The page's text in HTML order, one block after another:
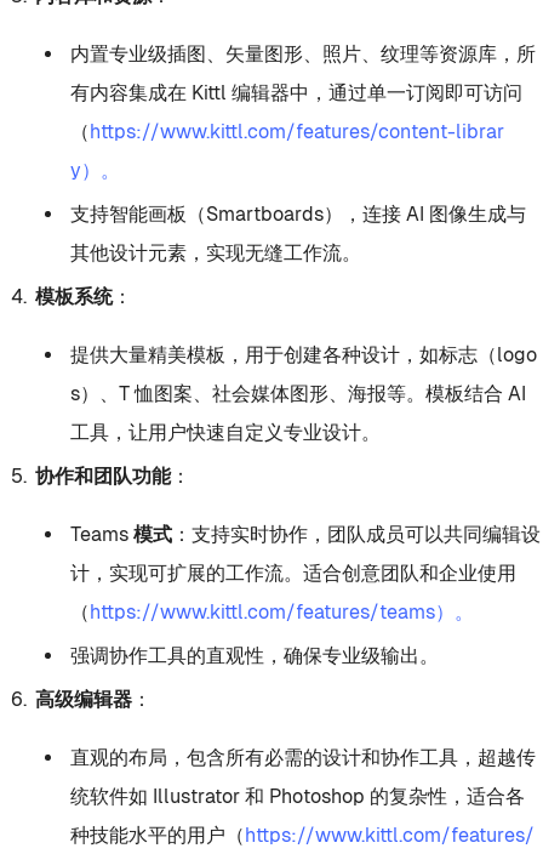
内置专业级插图、矢量图形、照片、纹理等资源库，所
有内容集成在 Kittl 编辑器中，通过单一订阅即可访问
（https://www.kittl.com/features/content-librar
y）。
支持智能画板（Smartboards），连接 AI 图像生成与
其他设计元素，实现无缝工作流。
模板系统：
提供大量精美模板，用于创建各种设计，如标志（logo
s）、T 恤图案、社会媒体图形、海报等。模板结合 AI
工具，让用户快速自定义专业设计。
协作和团队功能：
Teams 模式：支持实时协作，团队成员可以共同编辑设
计，实现可扩展的工作流。适合创意团队和企业使用
（https://www.kittl.com/features/teams）。
强调协作工具的直观性，确保专业级输出。
高级编辑器：
直观的布局，包含所有必需的设计和协作工具，超越传
统软件如 Illustrator 和 Photoshop 的复杂性，适合各
种技能水平的用户（https://www.kittl.com/features/